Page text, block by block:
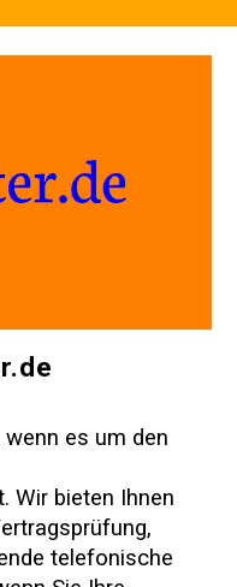
es um den
Wir bieten Ihnen
telefonische